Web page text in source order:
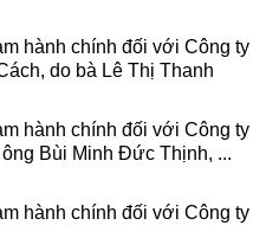
hành chính đối với Công ty
do bà Lê Thị Thanh
hành chính đối với Công ty
Bùi Minh Đức Thịnh, ...
hành chính đối với Công ty